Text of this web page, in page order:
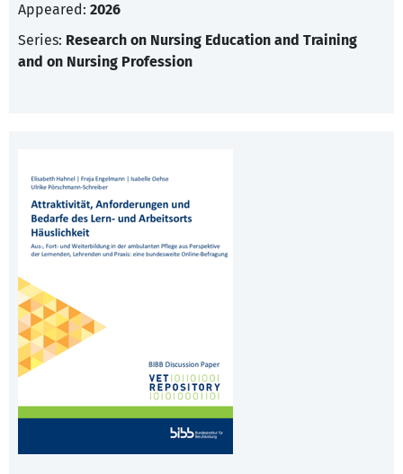
Appeared: 2026
Series: Research on Nursing Education and Training
and on Nursing Profession